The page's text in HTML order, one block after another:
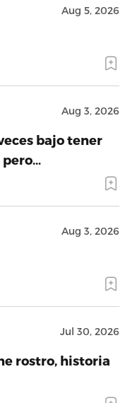
Aug 5, 2026
Aug 3, 2026
bajo tener
pero…
Aug 3, 2026
Jul 30, 2026
rostro, historia